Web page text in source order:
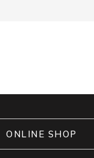
ONLINE SHOP